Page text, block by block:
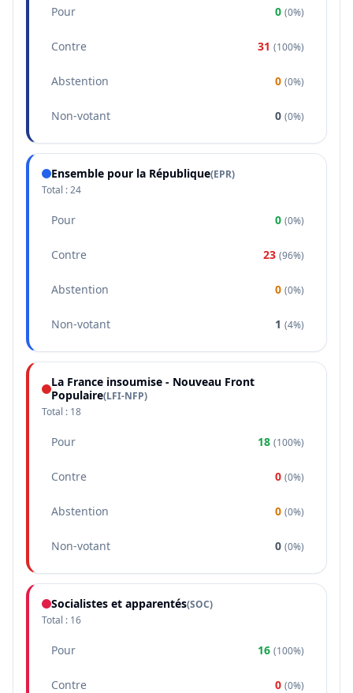
Pour 0 (0%)
Contre 31 (100%)
Abstention 0 (0%)
Non-votant 0 (0%)
Ensemble pour la République(EPR)
Total :24
Pour 0 (0%)
Contre 23 (96%)
Abstention 0 (0%)
Non-votant 1 (4%)
La France insoumise - Nouveau Front
Populaire(LFI-NFP)
Total : 18
Pour 18 (100%)
Contre 0 (0%)
Abstention 0 (0%)
Non-votant 0 (0%)
Socialistes et apparentés(SOC)
Total : 16
Pour 16 (100%)
Contre 0 (0%)